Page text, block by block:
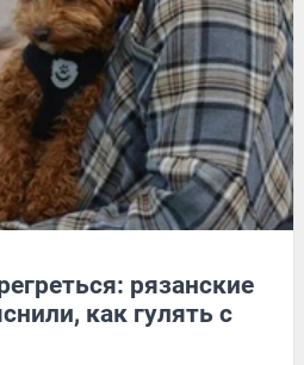
рязанские
как гулять с